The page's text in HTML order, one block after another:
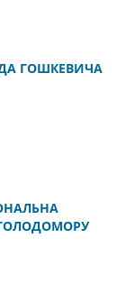
ГОШКЕВИЧА